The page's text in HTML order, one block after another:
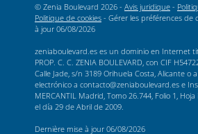
© Zenia Boulevard 2026 - Avis juridique -
Politique de cookies - Gérer les préférences de
à jour 06/08/2026
zeniaboulevard.es es un dominio en Internet
PROP. C. C. ZENIA BOULEVARD, con CIF
Calle Jade, s/n 3189 Orihuela Costa, Alicante o
electrónico a contacto@zeniaboulevard.es e
MERCANTIL Madrid, Tomo 26.744, Folio 1,
el día 29 de Abril de 2009.
Dernière mise à jour 06/08/2026